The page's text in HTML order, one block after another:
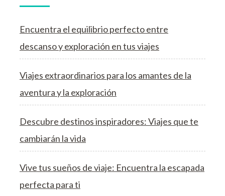
Encuentra el equilibrio perfecto entre
descanso y exploración en tus viajes
Viajes extraordinarios para los amantes de la
aventura y la exploración
Descubre destinos inspiradores: Viajes que te
cambiarán la vida
Vive tus sueños de viaje: Encuentra la escapada
perfecta para ti